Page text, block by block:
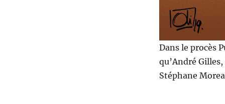
Dans le procès
qu’André
Stéphane